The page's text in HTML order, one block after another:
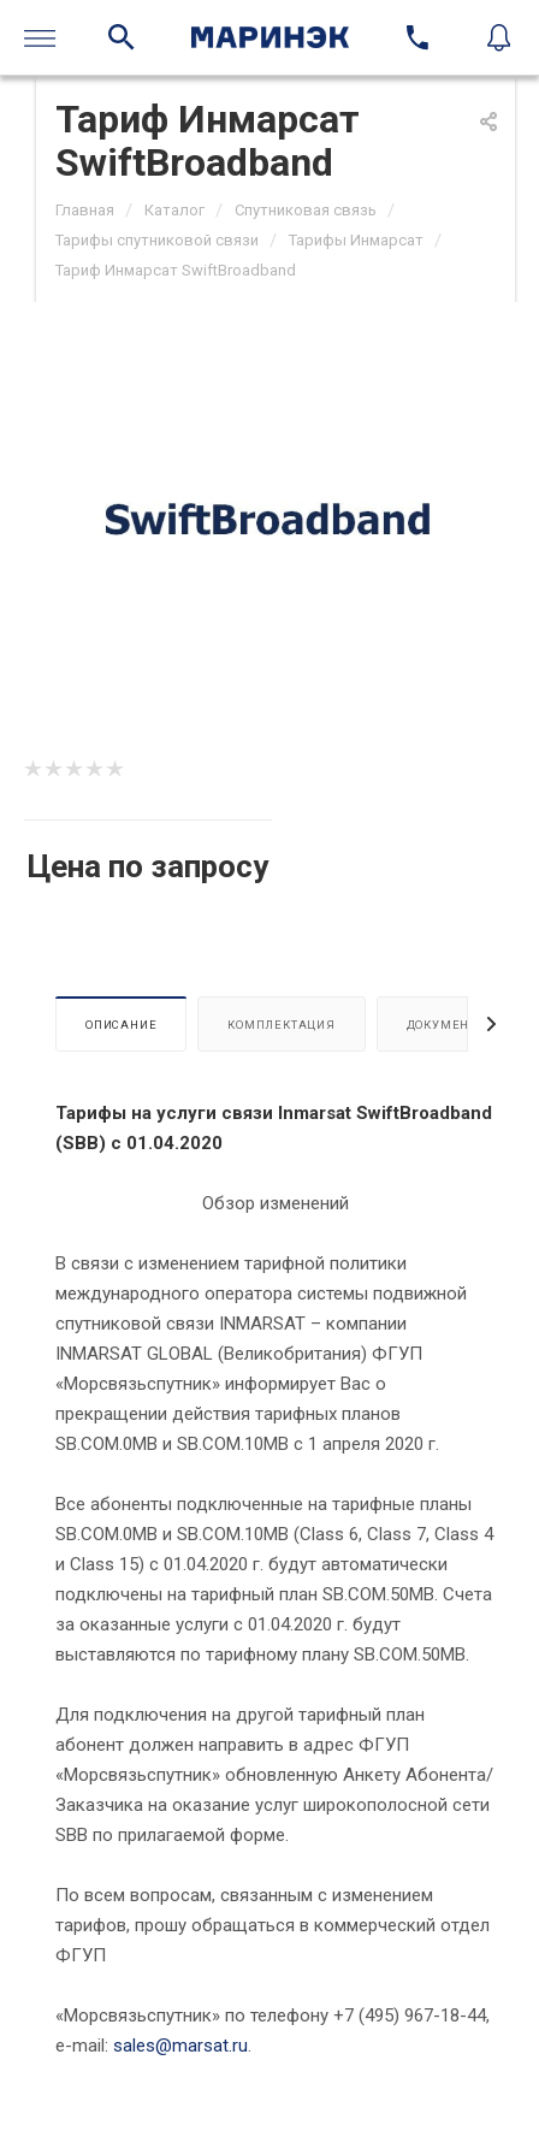
Тариф Инмарсат
SwiftBroadband
Главная / Каталог / Спутниковая связь /
Тарифы спутниковой связи / Тарифы Инмарсат /
Тариф Инмарсат SwiftBroadband
Цена по запросу
ОПИСАНИЕ КОМПЛЕКТАЦИЯ ДОКУМЕНТЫ
Тарифы на услуги связи Inmarsat SwiftBroadband
(SBB) с 01.04.2020
Обзор изменений
В связи с изменением тарифной политики
международного оператора системы подвижной
спутниковой связи INMARSAT – компании
INMARSAT GLOBAL (Великобритания) ФГУП
«Морсвязьспутник» информирует Вас о
прекращении действия тарифных планов
SB.COM.0МВ и SB.COM.10МВ с 1 апреля 2020 г.
Все абоненты подключенные на тарифные планы
SB.COM.0МВ и SB.COM.10МВ (Class 6, Class 7, Class 4
и Class 15) с 01.04.2020 г. будут автоматически
подключены на тарифный план SB.COM.50MB. Счета
за оказанные услуги с 01.04.2020 г. будут
выставляются по тарифному плану SB.COM.50MB.
Для подключения на другой тарифный план
абонент должен направить в адрес ФГУП
«Морсвязьспутник» обновленную Анкету Абонента/
Заказчика на оказание услуг широкополосной сети
SBB по прилагаемой форме.
По всем вопросам, связанным с изменением
тарифов, прошу обращаться в коммерческий отдел
ФГУП
«Морсвязьспутник» по телефону +7 (495) 967-18-44,
е-mail: sales@marsat.ru.